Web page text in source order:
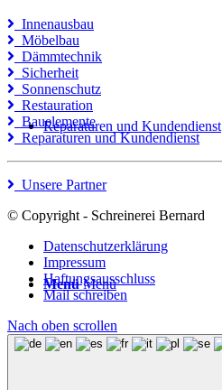
Reparaturen und Kundendienst
Menü Menü
Innenausbau
Möbelbau
Dämmtechnik
Sicherheit
Sonnenschutz
Restauration
Bauelemente
Reparaturen und Kundendienst
Unsere Partner
© Copyright - Schreinerei Bernard
Datenschutzerklärung
Impressum
Haftungsausschluss
Mail schreiben
Nach oben scrollen